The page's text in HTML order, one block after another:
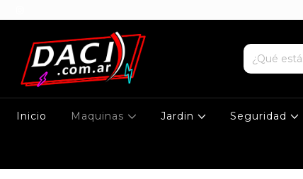
Inicio Maquinas Jardin Seguridad